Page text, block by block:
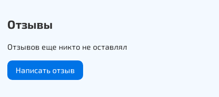
Отзывы
Отзывов еще никто не оставлял
Написать отзыв